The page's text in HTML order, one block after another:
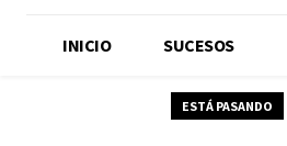
INICIO SUCESOS
ESTÁ PASANDO